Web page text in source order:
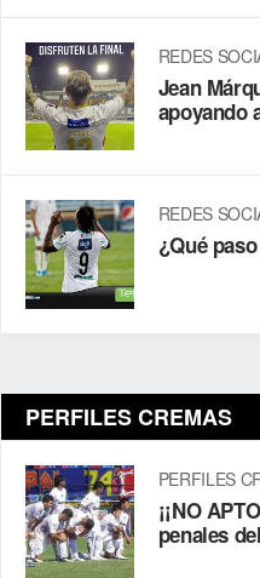
REDES
Jean
apoyando
REDES
¿Qué
PERFILES CREMAS
PERFILES
¡¡NO
penales